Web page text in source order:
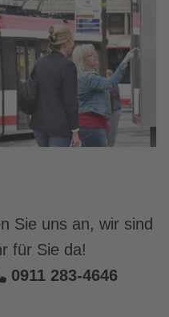
Sie uns an, wir sind
für Sie da!
0911 283-4646